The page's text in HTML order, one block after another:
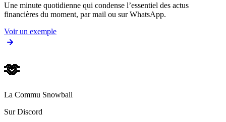
Une minute quotidienne qui condense l’essentiel des actus
financières du moment, par mail ou sur WhatsApp.
Voir un exemple
🫶
La Commu Snowball
Sur Discord